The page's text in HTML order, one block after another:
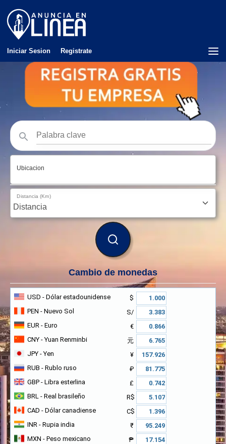
Iniciar Sesion Registrate
Ubicacion
Distancia (Km)
BUSCAR
Cambio de monedas
USD - Dólar estadounidense
$
PEN - Nuevo Sol
S/
EUR - Euro
€
CNY - Yuan Renminbi
元
JPY - Yen
¥
RUB - Rublo ruso
₽
GBP - Libra esterlina
£
BRL - Real brasileño
R$
CAD - Dólar canadiense
C$
INR - Rupia india
₹
MXN - Peso mexicano
₱